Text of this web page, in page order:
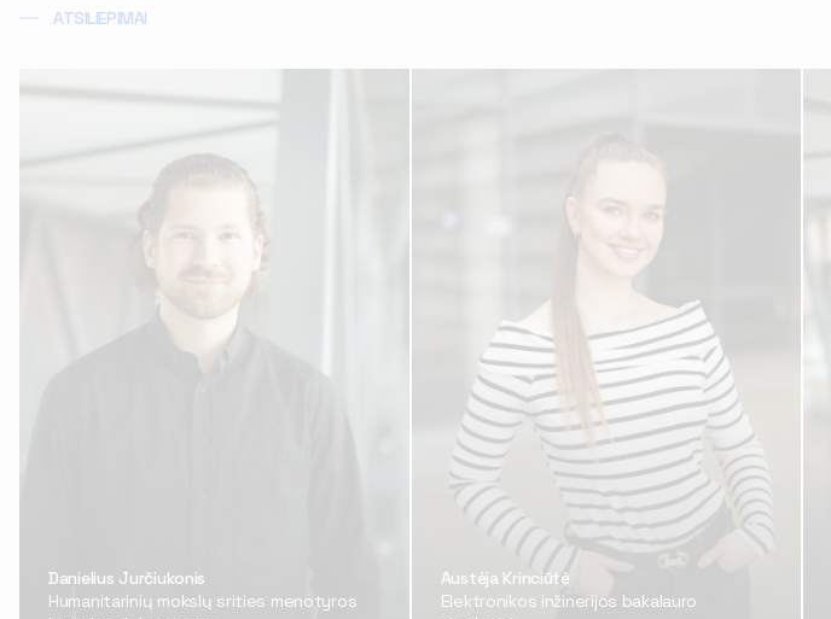
ATSILIEPIMAI
Danielius Jurčiukonis
Humanitarinių mokslų srities menotyros
Austėja Krinciūtė
Elektronikos inžinerijos bakalauro